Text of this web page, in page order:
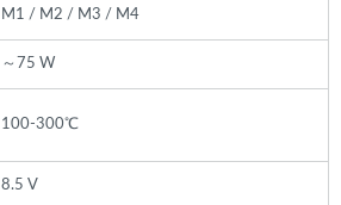
M1 / M2 / M3 / M4
～75 W
100-300℃
8.5 V